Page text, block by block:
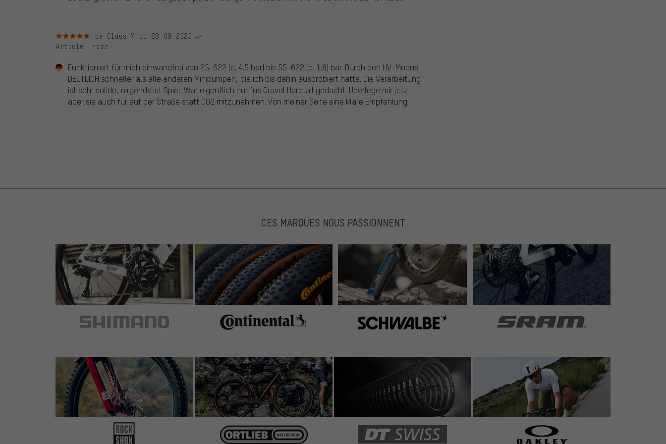
5 sur 5 étoilesde Claus M. au 28.09.2025
Article : noir
Funktioniert für mich einwandfrei von 25-622 (c. 4.5 bar) bis 55-622 (c. 1.8) bar. Durch den HV-Modus
DEUTLICH schneller als alle anderen Minipumpen, die ich bis dahin ausprobiert hatte. Die Verarbeitung
ist sehr solide, nirgends ist Spiel. War eigentlich nur füs Gravel Hardtail gedacht. Überlege mir jetzt
aber,sie auch für auf der Straße statt CO2 mitzunehmen. Von meiner Seite eine klare Empfehlung.
CES MARQUES NOUS PASSIONNENT